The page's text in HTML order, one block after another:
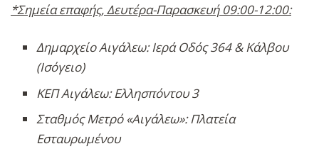
*Σημεία επαφής, Δευτέρα-Παρασκευή 09:00-12:00:
Δημαρχείο Αιγάλεω: Ιερά Οδός 364 & Κάλβου
(Ισόγειο)
ΚΕΠ Αιγάλεω: Ελλησπόντου 3
Σταθμός Μετρό «Αιγάλεω»: Πλατεία
Εσταυρωμένου